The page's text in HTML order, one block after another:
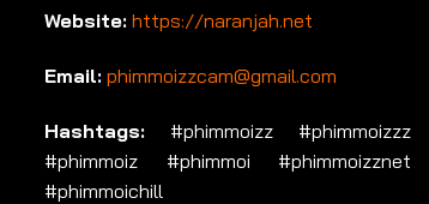
Website: https://naranjah.net
Email: phimmoizzcam@gmail.com
Hashtags: #phimmoizz #phimmoizzz
#phimmoiz #phimmoi #phimmoizznet
#phimmoichill